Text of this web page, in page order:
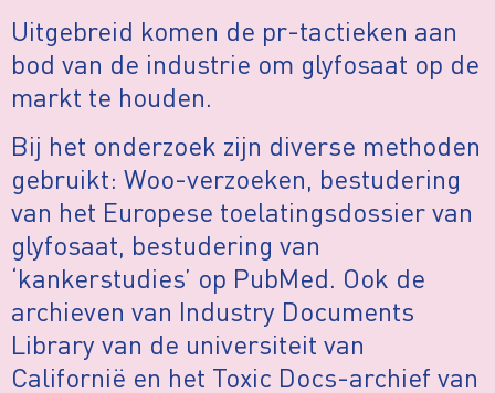
Uitgebreid komen de pr-tactieken aan
bod van de industrie om glyfosaat op de
markt te houden.
Bij het onderzoek zijn diverse methoden
gebruikt: Woo-verzoeken, bestudering
van het Europese toelatingsdossier van
glyfosaat, bestudering van
‘kankerstudies’ op PubMed. Ook de
archieven van Industry Documents
Library van de universiteit van
Californië en het Toxic Docs-archief van